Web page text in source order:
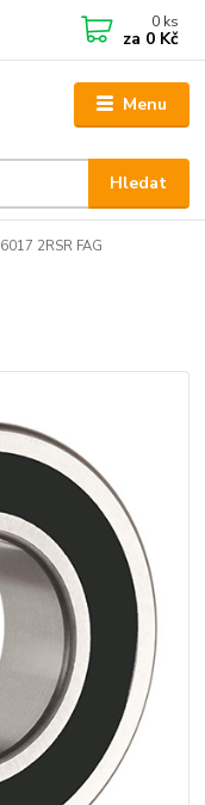
Menu
Hledat
0 ks
za 0 Kč
6017 2RSR FAG